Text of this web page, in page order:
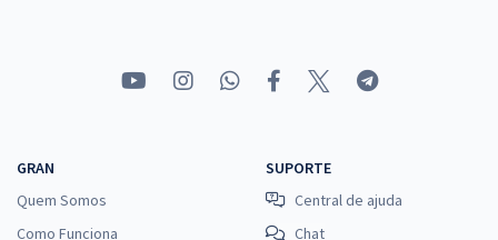
GRAN
Quem Somos
Como Funciona
SUPORTE
Central de ajuda
Chat